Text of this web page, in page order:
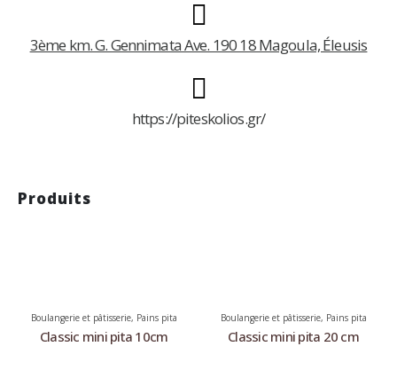
3ème km. G. Gennimata Ave. 190 18 Magoula, Éleusis
https://piteskolios.gr/
Produits
Boulangerie et pâtisserie, Pains pita
Classic mini pita 10cm
Boulangerie et pâtisserie, Pains pita
Classic mini pita 20 cm